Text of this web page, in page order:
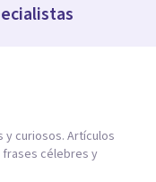
curiosos. Artículos
frases célebres y